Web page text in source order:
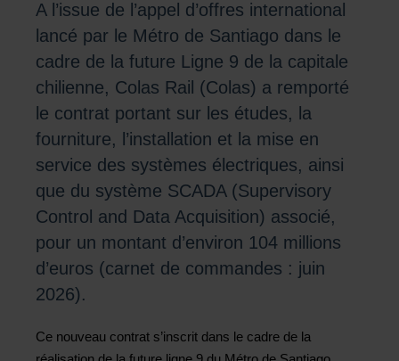
A l’issue de l’appel d’offres international
lancé par le Métro de Santiago dans le
cadre de la future Ligne 9 de la capitale
chilienne, Colas Rail (Colas) a remporté
le contrat portant sur les études, la
fourniture, l’installation et la mise en
service des systèmes électriques, ainsi
que du système SCADA (Supervisory
Control and Data Acquisition) associé,
pour un montant d’environ 104 millions
d’euros (carnet de commandes : juin
2026).
Ce nouveau contrat s’inscrit dans le cadre de la